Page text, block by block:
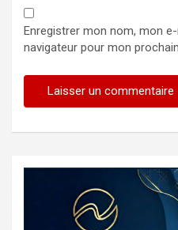
Enregistrer mon nom, mon
navigateur pour mon